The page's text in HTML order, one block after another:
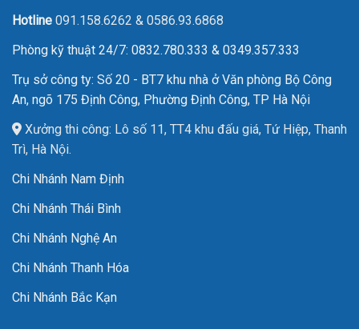
Hotline 091.158.6262 & 0586.93.6868
Phòng kỹ thuật 24/7: 0832.780.333 & 0349.357.333
Trụ sở công ty: Số 20 - BT7 khu nhà ở Văn phòng Bộ Công
An, ngõ 175 Định Công, Phường Định Công, TP Hà Nội
Xưởng thi công: Lô số 11, TT4 khu đấu giá, Tứ Hiệp, Thanh
Trì, Hà Nội.
Chi Nhánh Nam Định
Chi Nhánh Thái Bình
Chi Nhánh Nghệ An
Chi Nhánh Thanh Hóa
Chi Nhánh Bắc Kạn